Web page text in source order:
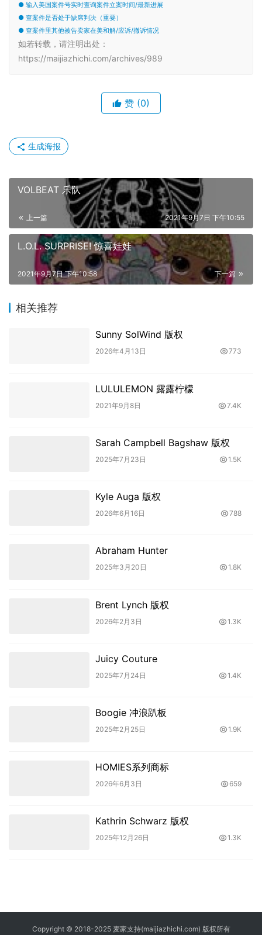
● 输入美国案件号实时查询案件立案时间/最新进展
● 查案件是否处于缺席判决（重要）
● 查案件里其他被告卖家在美和解/应诉/撤诉情况
如若转载，请注明出处：
https://maijiazhichi.com/archives/989
赞 (0)
生成海报
VOLBEAT 乐队
上一篇 2021年9月7日 下午10:55
L.O.L. SURPRISE! 惊喜娃娃
下一篇
2021年9月7日 下午10:58
相关推荐
Sunny SolWind 版权
2026年4月13日 773
LULULEMON 露露柠檬
2021年9月8日 7.4K
Sarah Campbell Bagshaw 版权
2025年7月23日 1.5K
Kyle Auga 版权
2026年6月16日 788
Abraham Hunter
2025年3月20日 1.8K
Brent Lynch 版权
2026年2月3日 1.3K
Juicy Couture
2025年7月24日 1.4K
Boogie 冲浪趴板
2025年2月25日 1.9K
HOMIES系列商标
2026年6月3日 659
Kathrin Schwarz 版权
2025年12月26日 1.3K
Copyright © 2018-2025 麦家支持(maijiazhichi.com) 版权所有